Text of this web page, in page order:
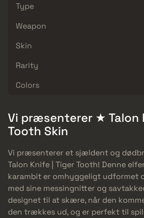
Type
Weapon
Skin
Rarity
Colors
Vi præsenterer ★ Talon
Tooth Skin
Vi præsenterer et sjældent og
Talon Knife | Tiger Tooth! Denne
karambit er omhyggeligt udformet
med sine messingnitter og
designet til at skære, når den
den trækkes ud, og er perfekt til